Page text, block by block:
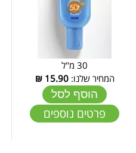
30 מ"ל
המחיר שלנו:15.90
₪
הוסף לסל
פרטים נוספים